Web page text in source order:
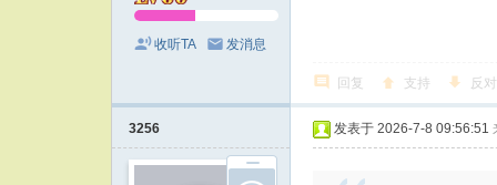
收听TA 发消息
回复 支持 反对
3256 发表于 2026-7-8 09:56:51